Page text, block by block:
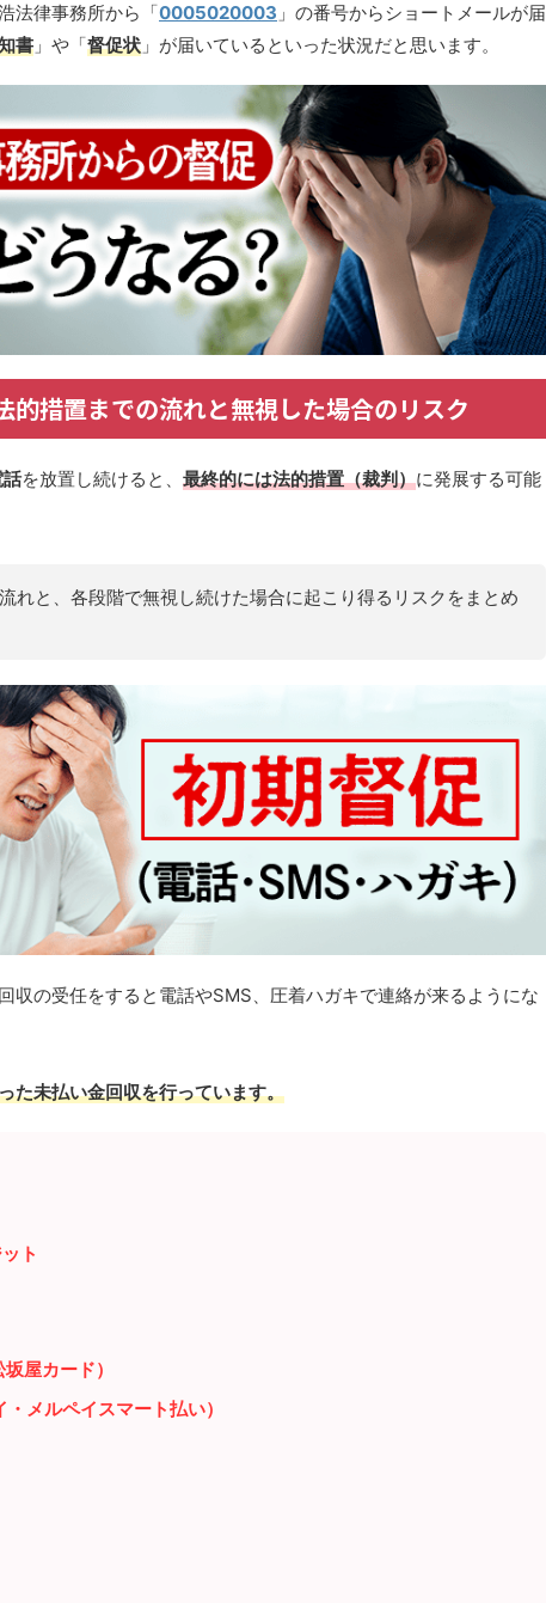
法律事務所から「0005020003 」の番号からショートメールが届
書 」や「督促状 」が届いているといった状況だと思います。
的措置までの流れと無視した場合のリスク
を放置し続けると、 最終的には法的措置（裁判）に発展する可能
れと、各段階で無視し続けた場合に起こり得るリスクをまとめ
収の受任をすると電話やSMS、圧着ハガキで連絡が来るようにな
た未払い金回収を行っています。
ト
屋カード）
メルペイスマート払い）